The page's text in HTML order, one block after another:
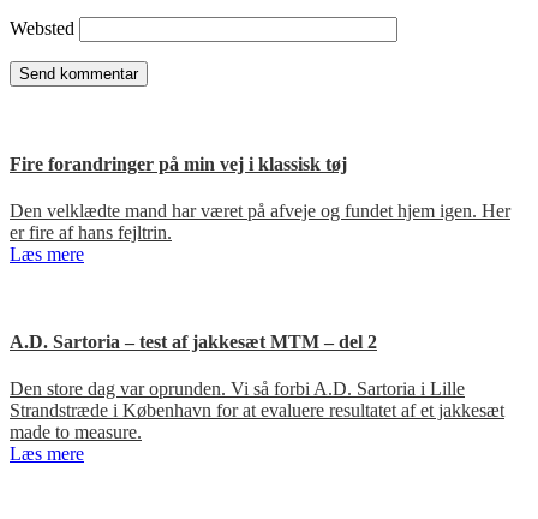
Websted
Fire forandringer på min vej i klassisk tøj
Den velklædte mand har været på afveje og fundet hjem igen. Her
er fire af hans fejltrin.
Læs mere
A.D. Sartoria – test af jakkesæt MTM – del 2
Den store dag var oprunden. Vi så forbi A.D. Sartoria i Lille
Strandstræde i København for at evaluere resultatet af et jakkesæt
made to measure.
Læs mere